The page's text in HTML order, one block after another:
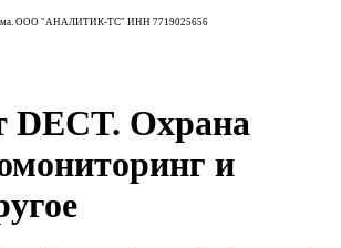
ООО "АНАЛИТИК-ТС" ИНН 7719025656
DECT. Охрана
и